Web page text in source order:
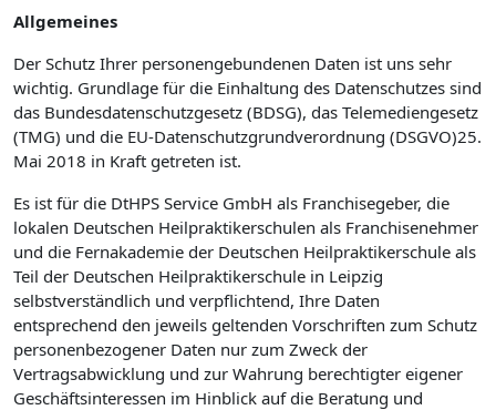
Allgemeines
Der Schutz Ihrer personengebundenen Daten ist uns sehr
wichtig. Grundlage für die Einhaltung des Datenschutzes sind
das Bundesdatenschutzgesetz (BDSG), das Telemediengesetz
(TMG) und die EU-Datenschutzgrundverordnung (DSGVO)25.
Mai 2018 in Kraft getreten ist.
Es ist für die DtHPS Service GmbH als Franchisegeber, die
lokalen Deutschen Heilpraktikerschulen als Franchise­nehmer
und die Fernakademie der Deutschen Heilpraktikerschule als
Teil der Deutschen Heilpraktikerschule in Leipzig
selbstverständlich und verpflichtend, Ihre Daten
entsprechend den jeweils geltenden Vorschriften zum Schutz
personenbezogener Daten nur zum Zweck der
Vertragsabwicklung und zur Wahrung berechtigter eigener
Geschäftsinteressen im Hinblick auf die Beratung und